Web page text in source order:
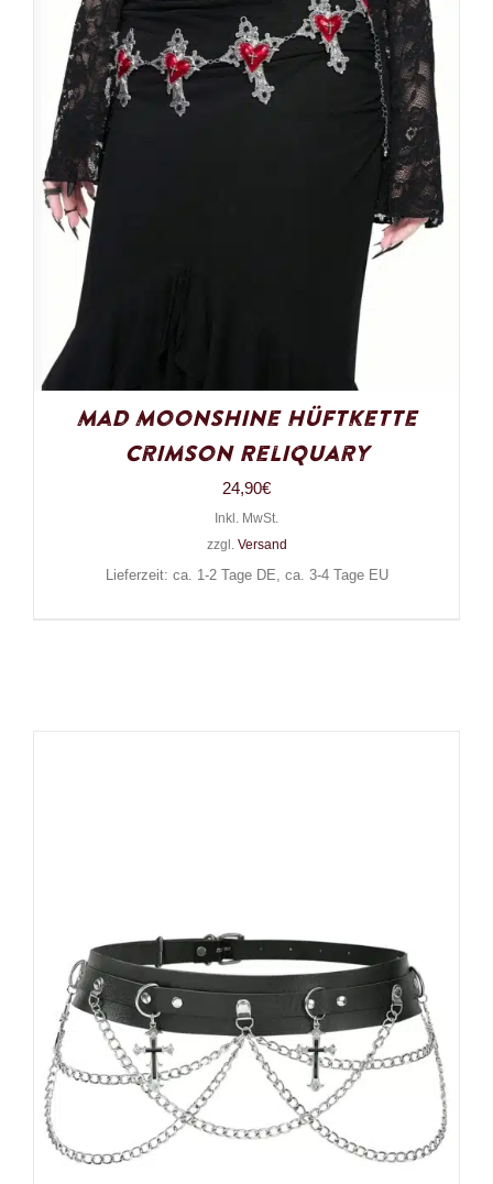
Mad Moonshine Hüftkette
Crimson Reliquary
24,90€
Inkl. MwSt.
zzgl. Versand
Lieferzeit: ca. 1-2 Tage DE, ca. 3-4 Tage EU